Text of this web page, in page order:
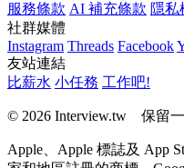
服務條款 AI 補充條款 隱私
社群媒體
Instagram Threads Facebook
友站連結
比薪水 小任務 工作吧!
© 2026 Interview.tw 保留一
Apple、Apple 標誌及 App